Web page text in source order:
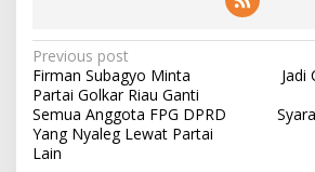
P
o
s
t
Previous post
Firman Subagyo Minta
Partai Golkar Riau Ganti
Semua Anggota FPG DPRD
Yang Nyaleg Lewat Partai
Lain
Jadi